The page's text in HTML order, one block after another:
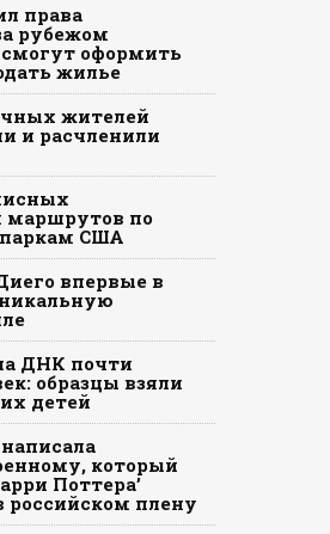
права
рубежом
оформить
жилье
жителей
и расчленили
маршрутов по
США
впервые в
ДНК почти
образцы взяли
детей
который
Поттера’
российском плену